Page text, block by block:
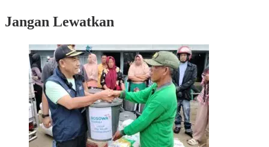
Jangan Lewatkan